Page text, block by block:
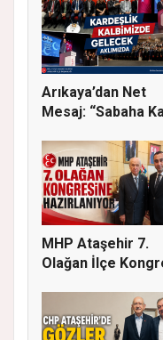
Arıkaya’dan Net
Mesaj: “Sabaha
MHP Ataşehir 7.
Olağan İlçe